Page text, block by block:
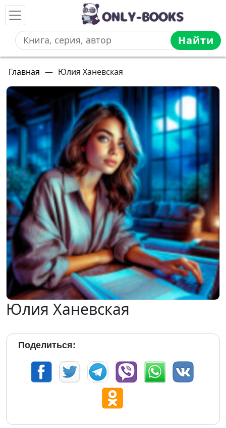
Найти
Главная — Юлия Ханевская
Юлия Ханевская
Поделиться: